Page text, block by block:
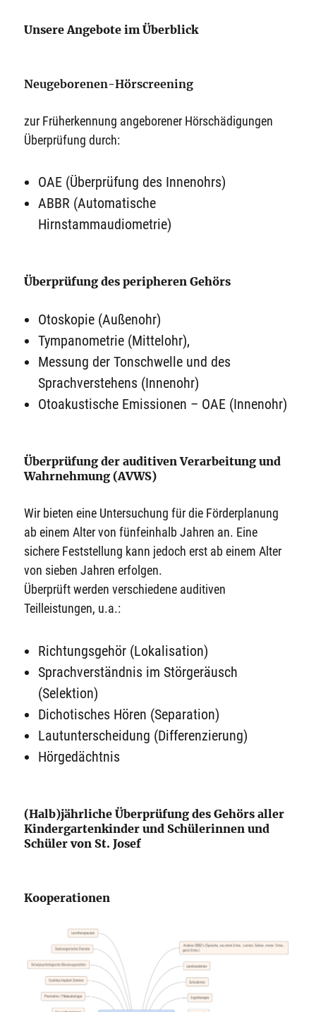
Unsere Angebote im Überblick
Neugeborenen-Hörscreening
zur Früherkennung angeborener Hörschädigungen
Überprüfung durch:
OAE (Überprüfung des Innenohrs)
ABBR (Automatische
Hirnstammaudiometrie)
Überprüfung des peripheren Gehörs
Otoskopie (Außenohr)
Tympanometrie (Mittelohr),
Messung der Tonschwelle und des
Sprachverstehens (Innenohr)
Otoakustische Emissionen – OAE (Innenohr)
Überprüfung der auditiven Verarbeitung und
Wahrnehmung (AVWS)
Wir bieten eine Untersuchung für die Förderplanung
ab einem Alter von fünfeinhalb Jahren an. Eine
sichere Feststellung kann jedoch erst ab einem Alter
von sieben Jahren erfolgen.
Überprüft werden verschiedene auditiven
Teilleistungen, u.a.:
Richtungsgehör (Lokalisation)
Sprachverständnis im Störgeräusch
(Selektion)
Dichotisches Hören (Separation)
Lautunterscheidung (Differenzierung)
Hörgedächtnis
(Halb)jährliche Überprüfung des Gehörs aller
Kindergartenkinder und Schülerinnen und
Schüler von St. Josef
Kooperationen